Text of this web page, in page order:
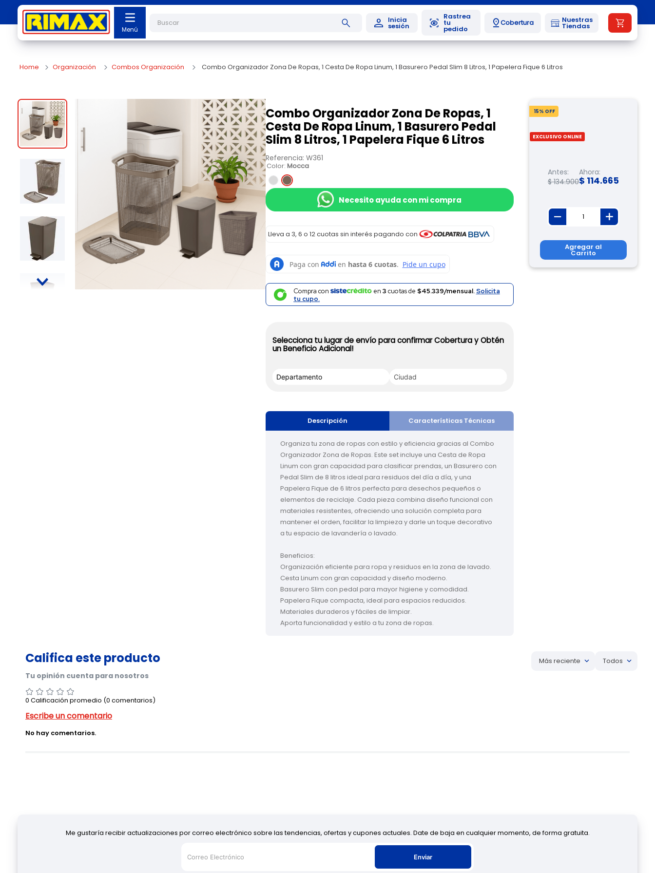
Cobertura Nuestras
Tiendas
Organización Combos Organización Combo Organizador Zona De Ropas, 1 Cesta De Ropa Linum, 1 Basurero Pedal Slim 8 Litros, 1 Papelera Fique 6 Litros
Combo Organizador Zona De Ropas, 1
Cesta De Ropa Linum, 1 Basurero Pedal
Slim 8 Litros, 1 Papelera Fique 6 Litros
Referencia: W361
Color: Mocca
Necesito ayuda con mi compra
Lleva a 3, 6 o 12 cuotas sin interés pagando con
Compra con en 3 cuotas de $45.339/mensual.Solicita
tu cupo.
Selecciona tu lugar de envío para confirmar Cobertura y Obtén
un Beneficio Adicional!
Descripción Características Técnicas
Organiza tu zona de ropas con estilo y eficiencia gracias al Combo
Organizador Zona de Ropas. Este set incluye una Cesta de Ropa
Linum con gran capacidad para clasificar prendas, un Basurero con
Pedal Slim de 8 litros ideal para residuos del día a día, y una
Papelera Fique de 6 litros perfecta para desechos pequeños o
elementos de reciclaje. Cada pieza combina diseño funcional con
materiales resistentes, ofreciendo una solución completa para
mantener el orden, facilitar la limpieza y darle un toque decorativo
a tu espacio de lavandería o lavado.
Beneficios:
Organización eficiente para ropa y residuos en la zona de lavado.
Cesta Linum con gran capacidad y diseño moderno.
Basurero Slim con pedal para mayor higiene y comodidad.
Papelera Fique compacta, ideal para espacios reducidos.
Materiales duraderos y fáciles de limpiar.
Aporta funcionalidad y estilo a tu zona de ropas.
15% OFF
EXCLUSIVO ONLINE
Antes:
$ 134.900
Ahora:
$ 114.665
Agregar al
Carrito
0 Calificación promedio (0 comentarios)
Más reciente Todos
No hay comentarios.
Me gustaría recibir actualizaciones por correo electrónico sobre las tendencias, ofertas y cupones actuales. Date de baja en cualquier momento, de forma gratuita.
Enviar